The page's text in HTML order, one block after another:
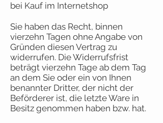
bei Kauf im Internetshop
Sie haben das Recht, binnen
vierzehn Tagen ohne Angabe von
Gründen diesen Vertrag zu
widerrufen. Die Widerrufsfrist
beträgt vierzehn Tage ab dem Tag
an dem Sie oder ein von Ihnen
benannter Dritter, der nicht der
Beförderer ist, die letzte Ware in
Besitz genommen haben bzw. hat.